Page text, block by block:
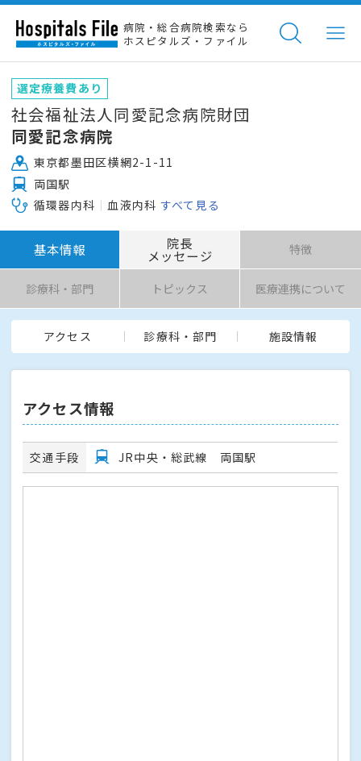
病院・総合病院検索なら
ホスピタルズ・ファイル
選定療養費あり
社会福祉法人同愛記念病院財団
同愛記念病院
東京都墨田区横網2-1-11
両国駅
循環器内科
血液内科 すべて見る
基本情報 院長
メッセージ 特徴
診療科・部門 トピックス 医療連携について
アクセス 診療科・部門 施設情報
アクセス情報
交通手段 JR中央・総武線 両国駅